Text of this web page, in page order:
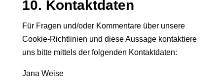
10. Kontaktdaten
Für Fragen und/oder Kommentare über unsere
Cookie-Richtlinien und diese Aussage kontaktiere
uns bitte mittels der folgenden Kontaktdaten:
Jana Weise